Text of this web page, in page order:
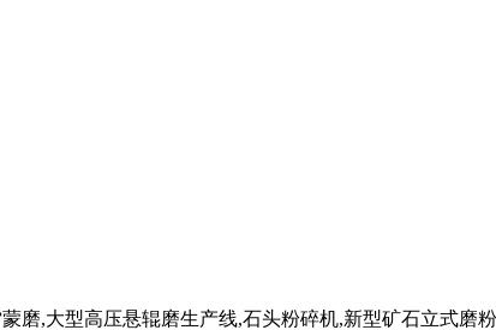
磨,大型高压悬辊磨生产线,石头粉碎机,新型矿石立式磨